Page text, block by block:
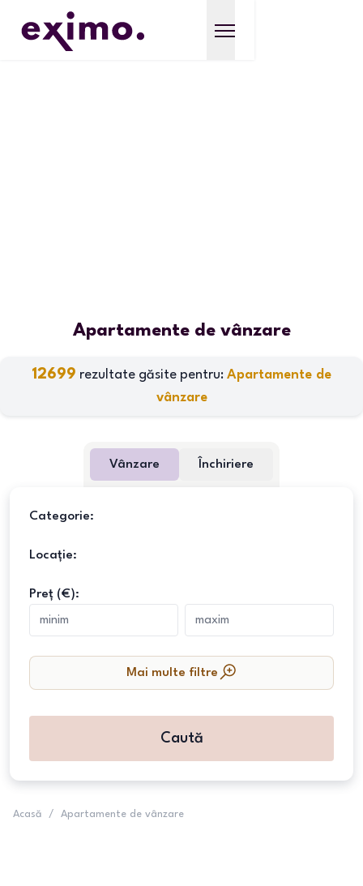
Apartamente de vânzare
12699 rezultate găsite pentru: Apartamente de
vânzare
Vânzare Închiriere
Categorie:
Locație:
Preț (€):
Mai multe filtre
Caută
Acasă / Apartamente de vânzare